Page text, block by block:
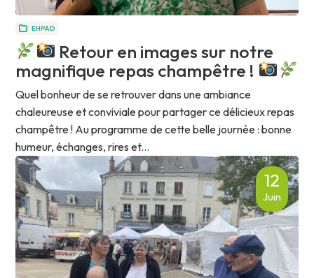
EHPAD
Retour en images sur notre
magnifique repas champêtre !
Quel bonheur de se retrouver dans une ambiance
chaleureuse et conviviale pour partager ce délicieux repas
champêtre ! Au programme de cette belle journée : bonne
humeur, échanges, rires et...
12
Juin